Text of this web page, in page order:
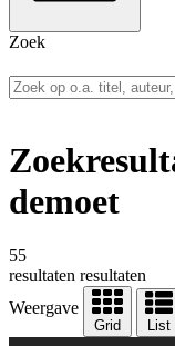
Zoek
demoet
55
resultaten resultaten
Weergave
Grid List